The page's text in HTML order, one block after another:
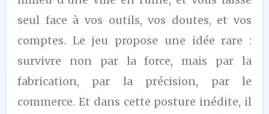
seul face à vos outils, vos doutes, et vos
comptes. Le jeu propose une idée rare :
survivre non par la force, mais par la
fabrication, par la précision, par le
commerce. Et dans cette posture inédite, il